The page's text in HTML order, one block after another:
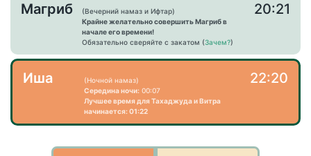
Магриб
(Вечерний намаз и Ифтар)
Крайне желательно совершить Магриб в
начале его времени!
Обязательно сверяйте с закатом (Зачем?)
20:21
Иша
(Ночной намаз)
Середина ночи: 00:07
Лучшее время для Тахаджуда и Витра
начинается: 01:22
22:20